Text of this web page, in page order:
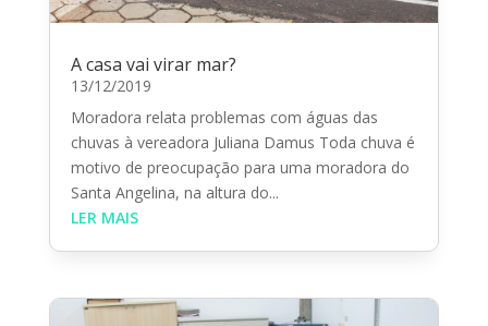
A casa vai virar mar?
13/12/2019
Moradora relata problemas com águas das
chuvas à vereadora Juliana Damus Toda chuva é
motivo de preocupação para uma moradora do
Santa Angelina, na altura do...
LER MAIS